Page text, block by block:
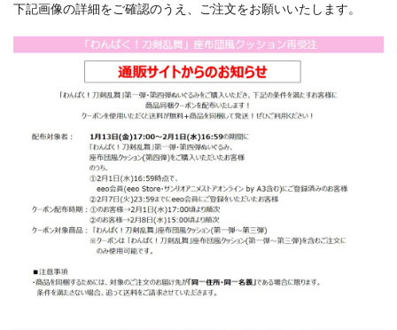
下記画像の詳細をご確認のうえ、ご注文をお願いいたします。